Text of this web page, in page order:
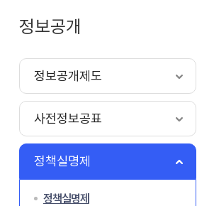
정보공개
정보공개제도
사전정보공표
정책실명제
정책실명제